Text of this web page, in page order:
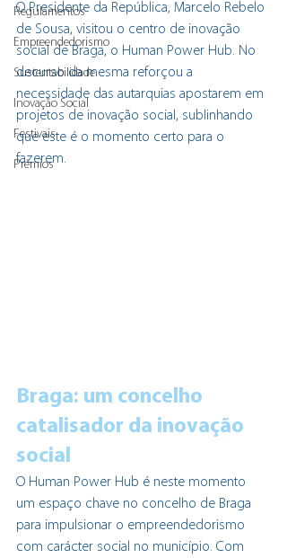
Regulamentos
Empreendedorismo
Sustentabilidade
Inovação Social
Festivais
Prémios
O Presidente da República, Marcelo Rebelo
de Sousa, visitou o centro de inovação
social de Braga, o Human Power Hub. No
decurso da mesma reforçou a
necessidade das autarquias apostarem em
projetos de inovação social, sublinhando
que este é o momento certo para o
fazerem.
Braga: um concelho
catalisador da inovação
social
O Human Power Hub é neste momento
um espaço chave no concelho de Braga
para impulsionar o empreendedorismo
com carácter social no município. Com